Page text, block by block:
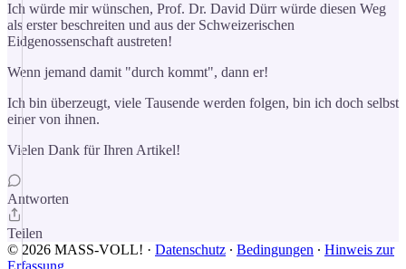
Ich würde mir wünschen, Prof. Dr. David Dürr würde diesen Weg
als erster beschreiten und aus der Schweizerischen
Eidgenossenschaft austreten!
Wenn jemand damit "durch kommt", dann er!
Ich bin überzeugt, viele Tausende werden folgen, bin ich doch selbst
einer von ihnen.
Vielen Dank für Ihren Artikel!
Antworten
Teilen
© 2026 MASS-VOLL! · Datenschutz ∙ Bedingungen ∙ Hinweis zur
Erfassung